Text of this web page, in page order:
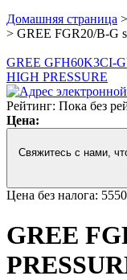
Домашняя страница >
> GREE FGR20/B-G
GREE GFH60K3CI-
HIGH PRESSURE
Рейтинг: Пока без
Цена:
Свяжитесь с нами,
Цена без налога:
GREE